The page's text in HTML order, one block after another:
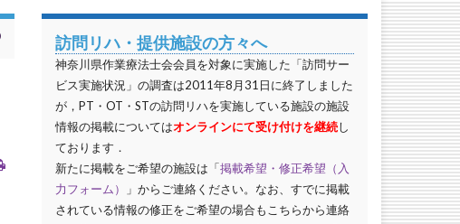
訪問リハ・提供施設の方々へ
神奈川県作業療法士会会員を対象に実施した「訪問サー
ビス実施状況」の調査は2011年8月31日に終了しました
が，PT・OT・STの訪問リハを実施している施設の施設
情報の掲載についてはオンラインにて受け付けを継続し
ております．
新たに掲載をご希望の施設は「掲載希望・修正希望（入
力フォーム）
」からご連絡ください。なお、すでに掲載
されている情報の修正をご希望の場合もこちらから連絡